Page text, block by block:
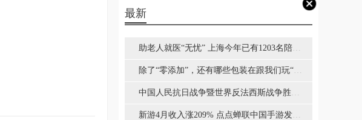
最新
助老人就医“无忧” 上海今年已有1203名陪诊
师完成规范培训-焦点要闻
除了“零添加”，还有哪些包装在跟我们玩“文
字游戏”？
中国人民抗日战争暨世界反法西斯战争胜利8
0周年纪念活动标识发布
新游4月收入涨209% 点点蝉联中国手游发行